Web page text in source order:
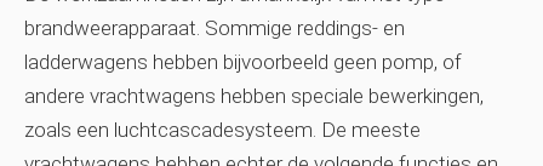
brandweerapparaat. Sommige reddings- en
ladderwagens hebben bijvoorbeeld geen pomp, of
andere vrachtwagens hebben speciale bewerkingen,
zoals een luchtcascadesysteem. De meeste